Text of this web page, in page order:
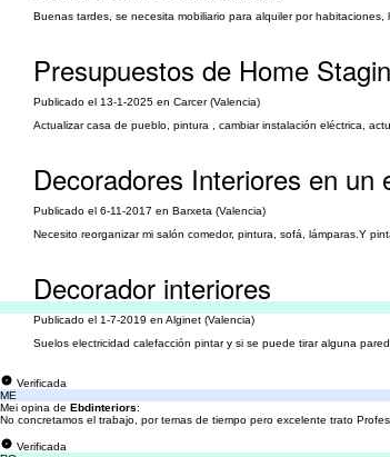
Buenas tardes, se necesita mobiliario para alquiler por
Presupuestos de Home
Publicado el 13-1-2025 en Carcer (Valencia)
Actualizar casa de pueblo, pintura , cambiar instalación eléctrica,
Decoradores Interiores en un
Publicado el 6-11-2017 en Barxeta (Valencia)
Necesito reorganizar mi salón comedor, pintura, sofá, lámparas.Y
Decorador interiores
Publicado el 1-7-2019 en Alginet (Valencia)
Suelos electricidad calefacción pintar y si se puede tirar alguna pared
Verificada
ME
Mei opina de Ebdinteriors:
No concretamos el trabajo, por temas de tiempo pero excelente trato
Verificada